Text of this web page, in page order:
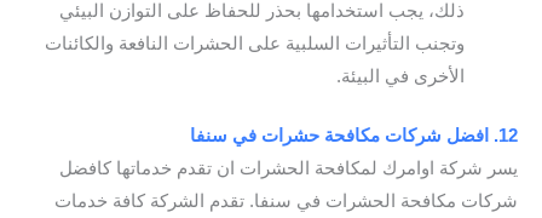
ذلك، يجب استخدامها بحذر للحفاظ على التوازن البيئي
وتجنب التأثيرات السلبية على الحشرات النافعة والكائنات
الأخرى في البيئة.
12. افضل شركات مكافحة حشرات في سنفا
يسر شركة اوامرك لمكافحة الحشرات ان تقدم خدماتها كافضل
شركات مكافحة الحشرات في سنفا. تقدم الشركة كافة خدمات